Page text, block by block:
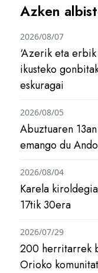
Azken
‘Azerik eta
ikusteko
eskuragai
2026/08/07
Abuztuaren
emango du
2026/08/05
Karela
17tik 30era
2026/08/04
200 herritarrek
Orioko
2026/07/29